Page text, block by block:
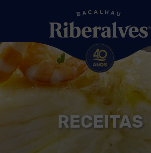
RECEITAS